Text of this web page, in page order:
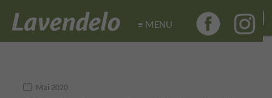
≡ MENU
≡ MENU
Mai 2020